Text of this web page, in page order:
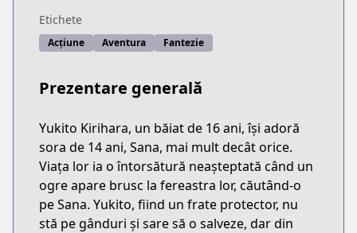
Etichete
Acțiune Aventura Fantezie
Prezentare generală
Yukito Kirihara, un băiat de 16 ani, își adoră
sora de 14 ani, Sana, mai mult decât orice.
Viața lor ia o întorsătură neașteptată când un
ogre apare brusc la fereastra lor, căutând-o
pe Sana. Yukito, fiind un frate protector, nu
stă pe gânduri și sare să o salveze, dar din